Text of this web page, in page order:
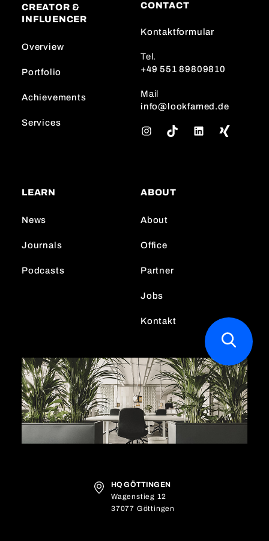
CREATOR &
INFLUENCER
Overview
Portfolio
Achievements
Services
CONTACT
Kontaktformular
Tel.
+49 551 89809810
Mail
info@lookfamed.de
g
a
LEARN
News
Journals
Podcasts
ABOUT
About
Office
Partner
Jobs
Kontakt
HQ GÖTTINGEN
Wagenstieg 12
37077 Göttingen